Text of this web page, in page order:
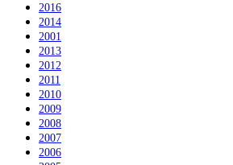
2016
2014
2001
2013
2012
2011
2010
2009
2008
2007
2006